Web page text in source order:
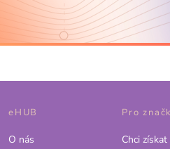
eHUB
O nás
Pro
Chci